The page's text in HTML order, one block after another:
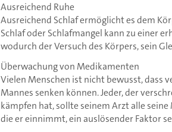
Ausreichend Ruhe
Ausreichend Schlaf ermöglicht es dem
Schlaf oder Schlafmangel kann zu einer
wodurch der Versuch des Körpers, sein
Überwachung von Medikamenten
Vielen Menschen ist nicht bewusst, dass
Mannes senken können. Jeder, der
kämpfen hat, sollte seinem Arzt alle
die er einnimmt, ein auslösender Faktor